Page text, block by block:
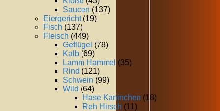
Saucen (137)
Eiergericht(19)
Fisch (137)
Fleisch (449)
Geflügel (78)
Kalb (69)
Lamm Hammel (35)
Rind (121)
Schwein (99)
Wild (64)
Hase Kaninchen (18)
Reh Hirsch (11)